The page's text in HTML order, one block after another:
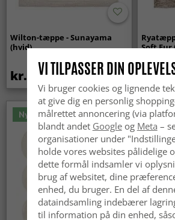
Wilton-tæppe - Sunayama
(hvid)
kr.419
Soft Fur
Nyhed
VI TILPASSER DIN
Vi bruger cookies og lignende
at give dig en personlig
målrettet annoncering (via
blandt andet Googleog Meta –
organisationer under
holde vores websites pålidelige
dette formål indsamler vi
brug af websitet, dine
enhed, du bruger. En del af
dataindsamling indebærer
til information på din enhed,